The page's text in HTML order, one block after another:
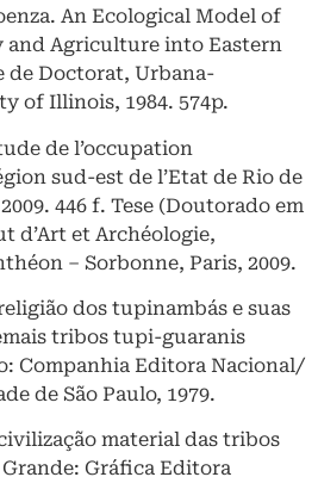
An Ecological Model of
and Agriculture into Eastern
de Doctorat, Urbana-
of Illinois, 1984. 574p.
de l’occupation
sud-est de l’Etat de Rio de
446 f. Tese (Doutorado em
d’Art et Archéologie,
– Sorbonne, Paris, 2009.
dos tupinambás e suas
tribos tupi-guaranis
Companhia Editora Nacional/
de São Paulo, 1979.
material das tribos
Gráfica Editora